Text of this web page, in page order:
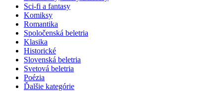
Sci-fi a fantasy
Komiksy
Romantika
Spoločenská beletria
Klasika
Historické
Slovenská beletria
Svetová beletria
Poézia
Ďalšie kategórie